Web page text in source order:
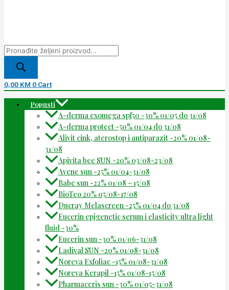
0,00 KM 0 Cart
Popusti
A-derma exomega spf50 -30% 01/05 do 31/08
A-derma protect -50% 01/04 do 31/08
Alivit cink, aterostop i antiparazit -20% 01/08-
31/08
Apivita bee SUN -20% 03/08-23/08
Avene sun -25% 01/04-31/08
Babe sun -22% 01/08 – 15/08
BioTeo 20% 05/08-17/08
Ducray Melascreen -25% 01/04 do 31/08
Eucerin epigenetic serum i elasticity ultra light
fluid -30%
Eucerin sun -30% 01/06-31/08
Ladival SUN -20% 01/08-31/08
Noreva Exfoliac -15% 01/08-31/08
Noreva Kerapil -15% 01/08-15/08
Pharmaceris sun -30% 01/05-31/08